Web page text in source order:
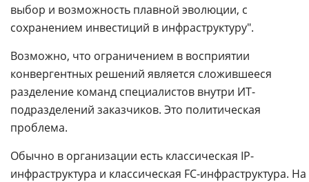
выбор и возможность плавной эволюции, с
сохранением инвестиций в инфраструктуру".
Возможно, что ограничением в восприятии
конвергентных решений является сложившееся
разделение команд специалистов внутри ИТ-
подразделений заказчиков. Это политическая
проблема.
Обычно в организации есть классическая IP-
инфраструктура и классическая FС-инфраструктура. На